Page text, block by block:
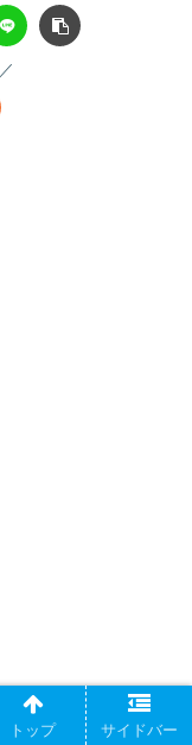
トップ サイドバー